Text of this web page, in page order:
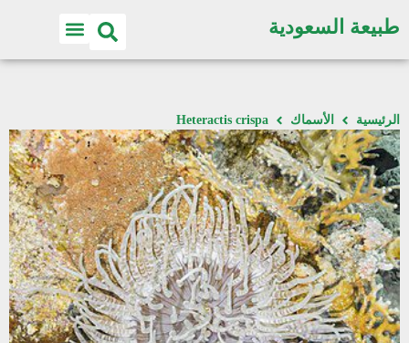
طبيعة السعودية
الرئيسية الأسماك Heteractis crispa